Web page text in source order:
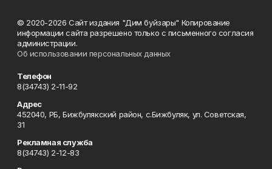
© 2020-2026 Сайт издания "Дим буйзары" Копирование
информации сайта разрешено только с письменного согласия
администрации.
Об использовании персональных данных
Телефон
8(34743) 2-11-92
Адрес
452040, РБ, Бижбулякский район, с.Бижбуляк, ул. Советская,
31
Рекламная служба
8(34743) 2-12-83